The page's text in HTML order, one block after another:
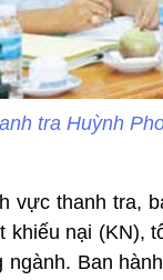
tra Huỳnh
vực thanh tra,
khiếu nại (KN),
ngành. Ban